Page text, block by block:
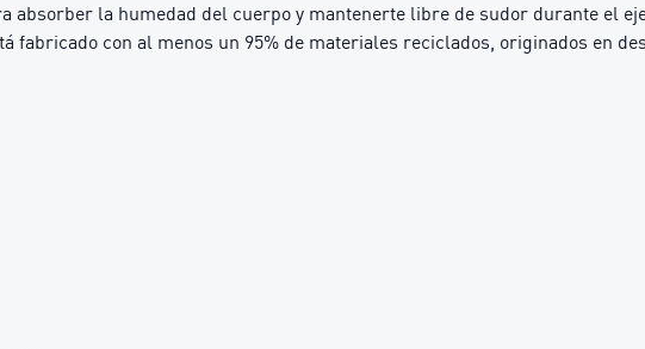
absorber la humedad del cuerpo y mantenerte libre de sudor durante el
fabricado con al menos un 95% de materiales reciclados, originados en